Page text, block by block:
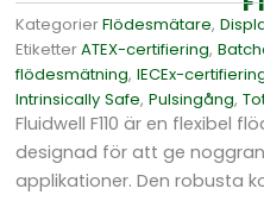
KategorierFlödesmätare,
EtiketterATEX-certifiering,
flödesmätning,IECEx-
Intrinsically Safe,Pulsingång,
Fluidwell F110 är en flexibel
designad för att ge
applikationer. Den robusta